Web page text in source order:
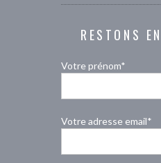
RESTONS
Votre prénom*
Votre adresse email*